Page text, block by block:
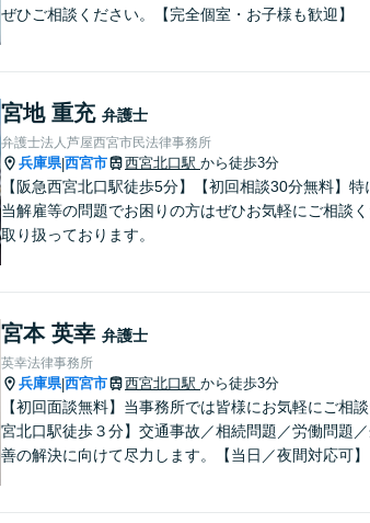
ぜひご相談ください。【完全個室・お子様も歓迎】
宮地 重充 弁護士
弁護士法人芦屋西宮市民法律事務所
兵庫県|西宮市 西宮北口駅 から徒歩3分
【阪急西宮北口駅徒歩5分】【初回相談30分無料】
当解雇等の問題でお困りの方はぜひお気軽にご相談
取り扱っております。
宮本 英幸 弁護士
英幸法律事務所
兵庫県|西宮市 西宮北口駅 から徒歩3分
【初回面談無料】当事務所では皆様にお気軽にご相
宮北口駅徒歩３分】交通事故／相続問題／労働問題
善の解決に向けて尽力します。【当日／夜間対応可】